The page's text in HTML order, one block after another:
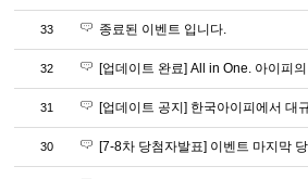
33 종료된 이벤트 입니다.
32 [업데이트 완료] All in One. 아이피
31 [업데이트 공지] 한국아이피에서 대
30 [7-8차 당첨자발표] 이벤트 마지막